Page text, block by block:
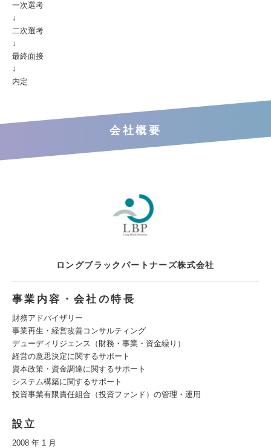
一次選考
↓
二次選考
↓
最終面接
↓
内定
会社概要
ロングブラックパートナーズ株式会社
事業内容・会社の特長
財務アドバイザリー
事業再生・経営改善コンサルティング
デューディリジェンス（財務・事業・資金繰り）
経営の意思決定に関するサポート
資本政策・資金調達に関するサポート
システム構築に関するサポート
投資事業有限責任組合（投資ファンド）の管理・運用
設立
2008 年 1 月